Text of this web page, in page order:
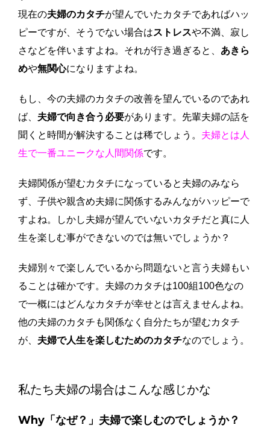
現在の夫婦のカタチが望んでいたカタチであればハッ
ピーですが、そうでない場合はストレスや不満、寂し
さなどを伴いますよね。それが行き過ぎると、 あきら
めや無関心になりますよね。
もし、今の夫婦のカタチの改善を望んでいるのであれ
ば、 夫婦で向き合う必要があります。先輩夫婦の話を
聞くと時間が解決することは稀でしょう。 夫婦とは人
生で一番ユニークな人間関係です。
夫婦関係が望むカタチになっていると夫婦のみなら
ず、子供や親含め夫婦に関係するみんながハッピーで
すよね。しかし夫婦が望んでいないカタチだと真に人
生を楽しむ事ができないのでは無いでしょうか？
夫婦別々で楽しんでいるから問題ないと言う夫婦もい
ることは確かです。夫婦のカタチは100組100色なの
で一概にはどんなカタチが幸せとは言えませんよね。
他の夫婦のカタチも関係なく自分たちが望むカタチ
が、 夫婦で人生を楽しむためのカタチなのでしょう。
私たち夫婦の場合はこんな感じかな
Why「なぜ？」夫婦で楽しむのでしょうか？